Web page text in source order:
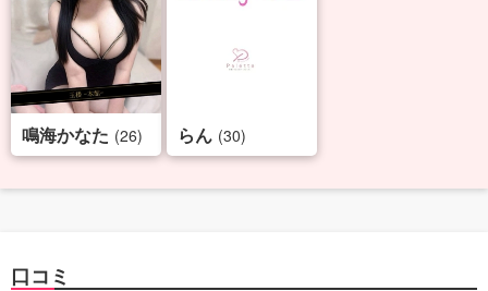
鳴海かなた (26) らん (30)
口コミ